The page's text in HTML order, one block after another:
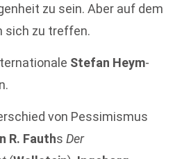
zu sein. Aber auf dem
sich zu treffen.
Stefan Heym-
von Pessimismus
R. Fauths Der